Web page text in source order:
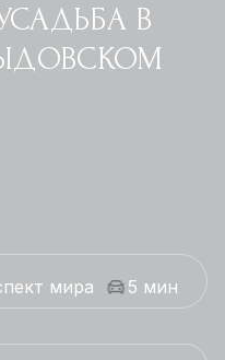
В
мира 5 мин